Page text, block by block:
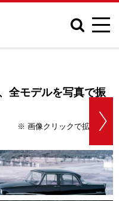
全モデルを写真で振
※ 画像クリックで拡大表示